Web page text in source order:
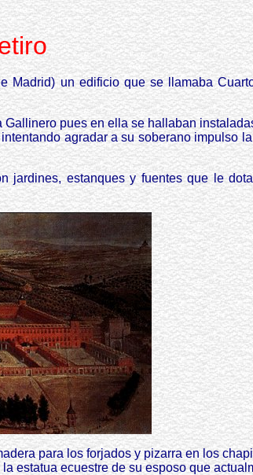
Madrid) un edificio que se llamaba
pues en ella se hallaban
agradar a su soberano impulso
estanques y fuentes que le
para los forjados y pizarra en los
estatua ecuestre de su esposo que